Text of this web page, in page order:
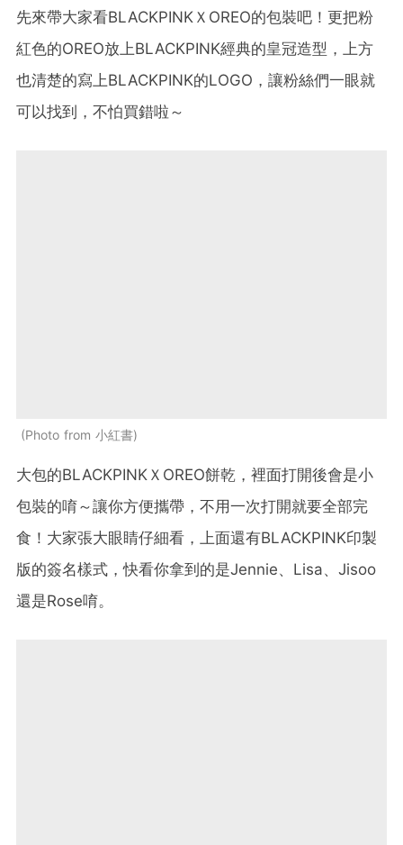
先來帶大家看BLACKPINKＸOREO的包裝吧！更把粉
紅色的OREO放上BLACKPINK經典的皇冠造型，上方
也清楚的寫上BLACKPINK的LOGO，讓粉絲們一眼就
可以找到，不怕買錯啦～
Photo from 小紅書
大包的BLACKPINKＸOREO餅乾，裡面打開後會是小
包裝的唷～讓你方便攜帶，不用一次打開就要全部完
食！大家張大眼睛仔細看，上面還有BLACKPINK印製
版的簽名樣式，快看你拿到的是Jennie、Lisa、Jisoo
還是Rose唷。